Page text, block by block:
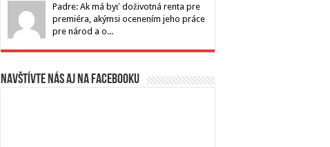
Padre: Ak má byť doživotná renta pre
premiéra, akýmsi ocenením jeho práce
pre národ a o...
Navštívte nás aj na Facebooku